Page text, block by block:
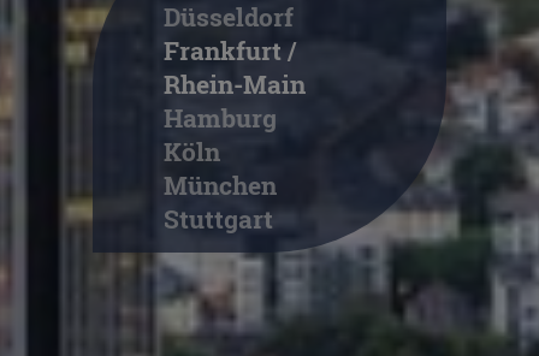
Düsseldorf
Frankfurt /
Rhein-Main
Hamburg
Köln
München
Stuttgart